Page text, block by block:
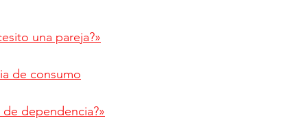
una pareja?»
de consumo
dependencia?»